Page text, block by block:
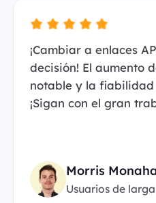
¡Cambiar a enlaces
decisión! El aumento
notable y la fiabilidad
¡Sigan con el gran
Morris
Usuarios de